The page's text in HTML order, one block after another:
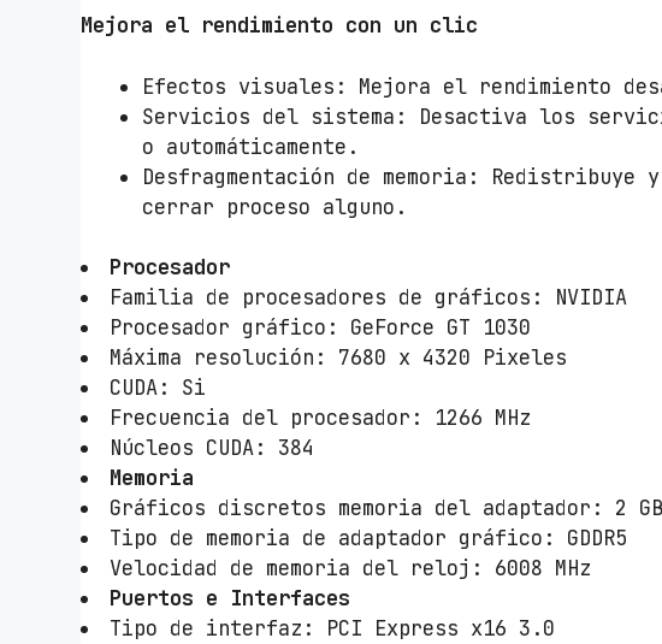
Mejora el rendimiento con un clic
Efectos visuales: Mejora el rendimiento
Servicios del sistema: Desactiva los
o automáticamente.
Desfragmentación de memoria:
cerrar proceso alguno.
Procesador
Familia de procesadores de gráficos: NVIDIA
Procesador gráfico: GeForce GT 1030
Máxima resolución: 7680 x 4320 Pixeles
CUDA: Si
Frecuencia del procesador: 1266 MHz
Núcleos CUDA: 384
Memoria
Gráficos discretos memoria del adaptador: 2 GB
Tipo de memoria de adaptador gráfico: GDDR5
Velocidad de memoria del reloj: 6008 MHz
Puertos e Interfaces
Tipo de interfaz: PCI Express x16 3.0